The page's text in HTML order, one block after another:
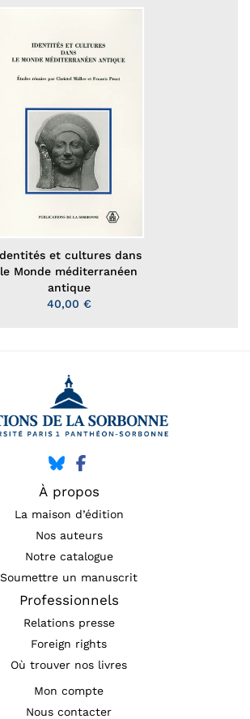
et cultures dans
le Monde méditerranéen
antique
40,00 €
À propos
La maison d’édition
Nos auteurs
Notre catalogue
Soumettre un manuscrit
Professionnels
Relations presse
Foreign rights
Où trouver nos livres
Mon compte
Nous contacter